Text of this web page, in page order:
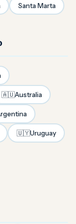
Santa Marta
🇦🇺Australia
🇺🇾Uruguay